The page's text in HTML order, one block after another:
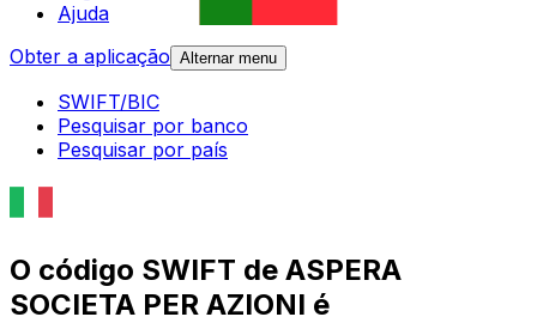
Ajuda
Obter a aplicação Alternar menu
SWIFT/BIC
Pesquisar por banco
Pesquisar por país
O código SWIFT de ASPERA
SOCIETA PER AZIONI é